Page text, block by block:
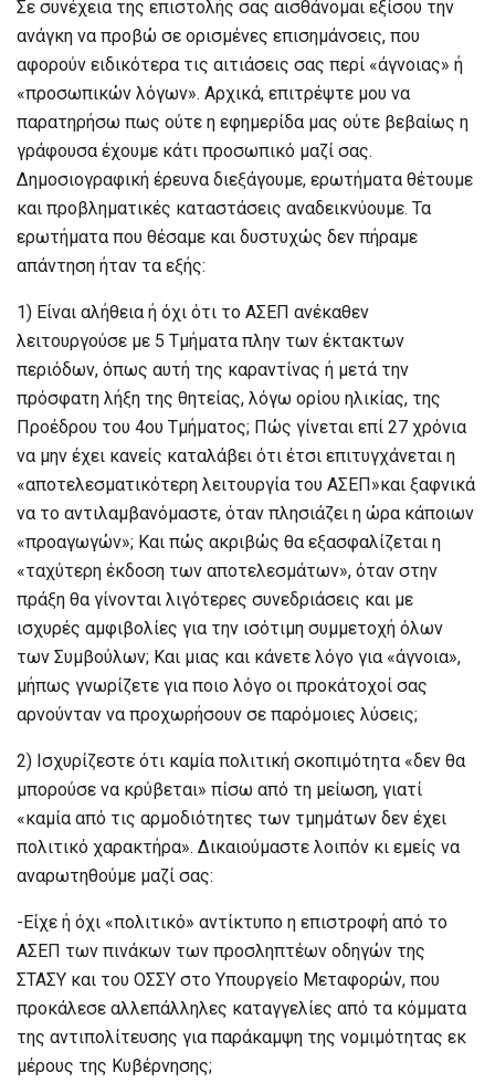
Σε συνέχεια της επιστολής σας αισθάνομαι εξίσου την
ανάγκη να προβώ σε ορισμένες επισημάνσεις, που
αφορούν ειδικότερα τις αιτιάσεις σας περί «άγνοιας» ή
«προσωπικών λόγων». Αρχικά, επιτρέψτε μου να
παρατηρήσω πως ούτε η εφημερίδα μας ούτε βεβαίως η
γράφουσα έχουμε κάτι προσωπικό μαζί σας.
Δημοσιογραφική έρευνα διεξάγουμε, ερωτήματα θέτουμε
και προβληματικές καταστάσεις αναδεικνύουμε. Τα
ερωτήματα που θέσαμε και δυστυχώς δεν πήραμε
απάντηση ήταν τα εξής:
1) Είναι αλήθεια ή όχι ότι το ΑΣΕΠ ανέκαθεν
λειτουργούσε με 5 Τμήματα πλην των έκτακτων
περιόδων, όπως αυτή της καραντίνας ή μετά την
πρόσφατη λήξη της θητείας, λόγω ορίου ηλικίας, της
Προέδρου του 4ου Τμήματος; Πώς γίνεται επί 27 χρόνια
να μην έχει κανείς καταλάβει ότι έτσι επιτυγχάνεται η
«αποτελεσματικότερη λειτουργία του ΑΣΕΠ»και ξαφνικά
να το αντιλαμβανόμαστε, όταν πλησιάζει η ώρα κάποιων
«προαγωγών»; Και πώς ακριβώς θα εξασφαλίζεται η
«ταχύτερη έκδοση των αποτελεσμάτων», όταν στην
πράξη θα γίνονται λιγότερες συνεδριάσεις και με
ισχυρές αμφιβολίες για την ισότιμη συμμετοχή όλων
των Συμβούλων; Και μιας και κάνετε λόγο για «άγνοια»,
μήπως γνωρίζετε για ποιο λόγο οι προκάτοχοί σας
αρνούνταν να προχωρήσουν σε παρόμοιες λύσεις;
2) Ισχυρίζεστε ότι καμία πολιτική σκοπιμότητα «δεν θα
μπορούσε να κρύβεται» πίσω από τη μείωση, γιατί
«καμία από τις αρμοδιότητες των τμημάτων δεν έχει
πολιτικό χαρακτήρα». Δικαιούμαστε λοιπόν κι εμείς να
αναρωτηθούμε μαζί σας:
-Είχε ή όχι «πολιτικό» αντίκτυπο η επιστροφή από το
ΑΣΕΠ των πινάκων των προσληπτέων οδηγών της
ΣΤΑΣΥ και του ΟΣΣΥ στο Υπουργείο Μεταφορών, που
προκάλεσε αλλεπάλληλες καταγγελίες από τα κόμματα
της αντιπολίτευσης για παράκαμψη της νομιμότητας εκ
μέρους της Κυβέρνησης;